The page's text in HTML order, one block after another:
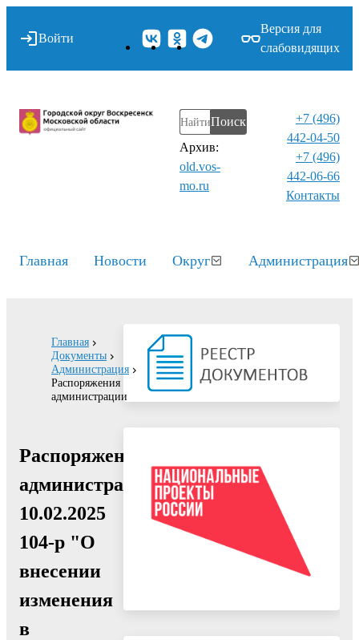
Войти
Версия для
слабовидящих
Поиск
Архив:
old.vos-
mo.ru
+7 (496)
442-04-50
+7 (496)
442-06-66
Контакты⁠
Главная Новости Округ Администрация
Главная
Документы
Администрация
Распоряжения
администрации
Распоряжение
администрации
10.02.2025
104-р "О
внесении
изменения
в